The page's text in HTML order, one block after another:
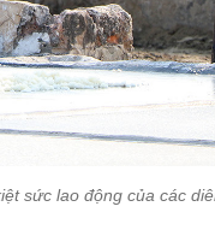
sức lao động của các